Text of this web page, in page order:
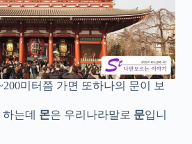
미터쯤 가면 또하나의 문이 보
는데 몬은 우리나라말로 문입니